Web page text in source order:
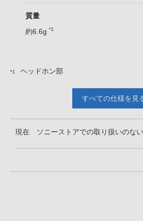
質量
約6.6g *1
*1 ヘッドホン部
すべての仕様を見
現在 ソニーストアでの取り扱いのな